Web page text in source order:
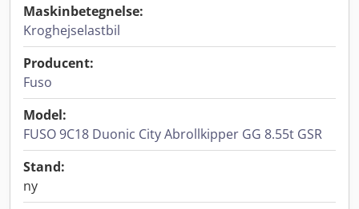
Maskinbetegnelse:
Kroghejselastbil
Producent:
Fuso
Model:
FUSO 9C18 Duonic City Abrollkipper GG 8.55t GSR
Stand:
ny